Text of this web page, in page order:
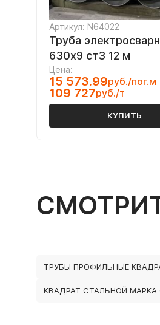
Артикул: N64022
Труба
630х9 ст3 12 м
Цена:
15 573.99руб./пог.м
109 727руб./т
КУПИТЬ
ТРУБЫ ПРОФИЛЬНЫЕ
КВАДРАТ СТАЛЬНОЙ МАРКА